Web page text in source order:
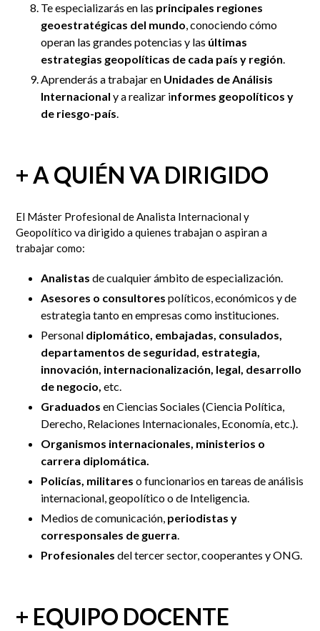
Te especializarás en las principales regiones
geoestratégicas del mundo, conociendo cómo
operan las grandes potencias y las últimas
estrategias geopolíticas de cada país y región.
Aprenderás a trabajar en Unidades de Análisis
Internacional y a realizar informes geopolíticos y
de riesgo-país.
+ A QUIÉN VA DIRIGIDO
El Máster Profesional de Analista Internacional y
Geopolítico va dirigido a quienes trabajan o aspiran a
trabajar como:
Analistas de cualquier ámbito de especialización.
Asesores o consultores políticos, económicos y de
estrategia tanto en empresas como instituciones.
Personal diplomático, embajadas, consulados,
departamentos de seguridad, estrategia,
innovación, internacionalización, legal, desarrollo
de negocio, etc.
Graduados en Ciencias Sociales (Ciencia Política,
Derecho, Relaciones Internacionales, Economía, etc.).
Organismos internacionales, ministerios o
carrera diplomática.
Policías, militares o funcionarios en tareas de análisis
internacional, geopolítico o de Inteligencia.
Medios de comunicación, periodistas y
corresponsales de guerra.
Profesionales del tercer sector, cooperantes y ONG.
+ EQUIPO DOCENTE